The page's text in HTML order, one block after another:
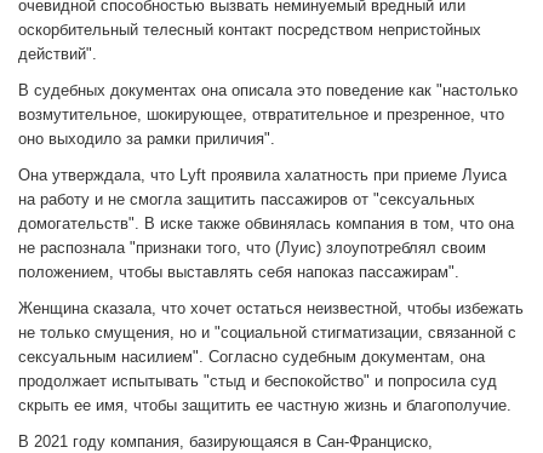
очевидной способностью вызвать неминуемый вредный или
оскорбительный телесный контакт посредством непристойных
действий".
В судебных документах она описала это поведение как "настолько
возмутительное, шокирующее, отвратительное и презренное, что
оно выходило за рамки приличия".
Она утверждала, что Lyft проявила халатность при приеме Луиса
на работу и не смогла защитить пассажиров от "сексуальных
домогательств". В иске также обвинялась компания в том, что она
не распознала "признаки того, что (Луис) злоупотреблял своим
положением, чтобы выставлять себя напоказ пассажирам".
Женщина сказала, что хочет остаться неизвестной, чтобы избежать
не только смущения, но и "социальной стигматизации, связанной с
сексуальным насилием". Согласно судебным документам, она
продолжает испытывать "стыд и беспокойство" и попросила суд
скрыть ее имя, чтобы защитить ее частную жизнь и благополучие.
В 2021 году компания, базирующаяся в Сан-Франциско,